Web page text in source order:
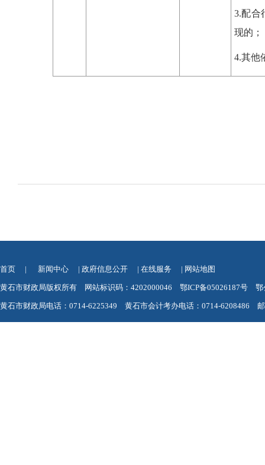
3.配合
现的；
4.其他
首页 | 新闻中心 | 政府信息公开 | 在线服务 | 网站地图
黄石市财政局版权所有 网站标识码：4202000046 鄂ICP备05026187号 鄂
黄石市财政局电话：0714-6225349 黄石市会计考办电话：0714-6208486